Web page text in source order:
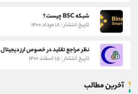
شبکه BSC چیست؟
تاریخ انتشار : ۱۸ مرداد ۱۴۰۰
نظر مراجع تقلید در خصوص ارز دیجیتال
تاریخ انتشار : ۱۵ اسفند ۱۴۰۰
آخرین مطالب